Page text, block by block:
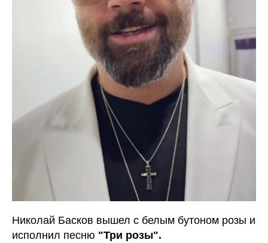
Николай Басков вышел с белым бутоном розы и
исполнил песню "Три розы".